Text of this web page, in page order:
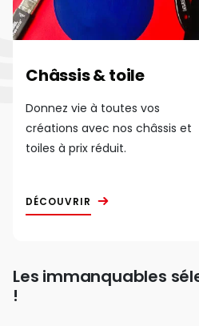
Châssis & toile
Donnez vie à toutes vos
créations avec nos châssis et
toiles à prix réduit.
DÉCOUVRIR
Les immanquables
!